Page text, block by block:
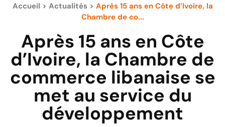
Accueil > Actualités> Après 15 ans en Côte d’Ivoire, la
Chambre de co...
Après 15 ans en Côte
d’Ivoire, la Chambre de
commerce libanaise se
met au service du
développement